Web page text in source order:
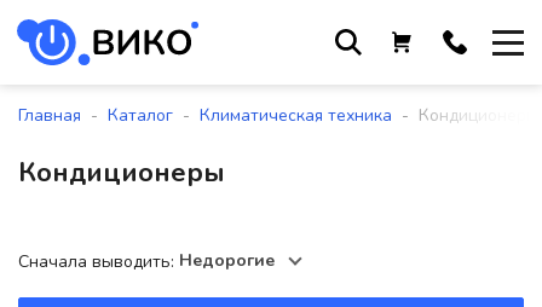
с понедельника по пятницу
Главная - Каталог - Климатическая техника - Кондиционеры
Кондиционеры
Сначала выводить: Недорогие